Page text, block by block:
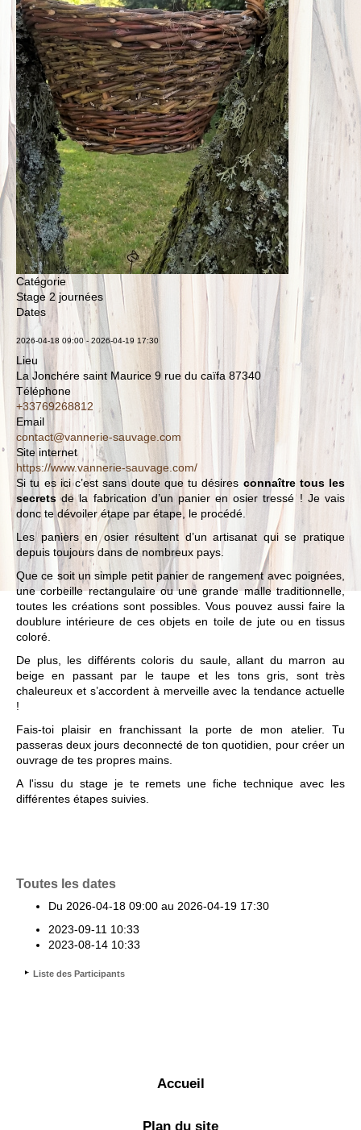
Catégorie
Stage 2 journées
Dates
2026-04-18 09:00- 2026-04-19 17:30
Lieu
La Jonchére saint Maurice 9 rue du caïfa 87340
Téléphone
+33769268812
Email
contact@vannerie-sauvage.com
Site internet
https://www.vannerie-sauvage.com/
Si tu es ici c’est sans doute que tu désires connaître tous les
secretsde la fabrication d’un panier en osier tressé ! Je vais
donc te dévoiler étape par étape, le procédé.
Les paniers en osier résultent d’un artisanat qui se pratique
depuis toujours dans de nombreux pays.
Que ce soit un simple petit panier de rangement avec poignées,
une corbeille rectangulaire ou une grande malle traditionnelle,
toutes les créations sont possibles. Vous pouvez aussi faire la
doublure intérieure de ces objets en toile de jute ou en tissus
coloré.
De plus, les différents coloris du saule, allant du marron au
beige en passant par le taupe et les tons gris, sont très
chaleureux et s’accordent à merveille avec la tendance actuelle
!
Fais-toi plaisir en franchissant la porte de mon atelier. Tu
passeras deux jours deconnecté de ton quotidien, pour créer un
ouvrage de tes propres mains.
A l'issu du stage je te remets une fiche technique avec les
différentes étapes suivies.
Toutes les dates
Du 2026-04-18 09:00 au 2026-04-19 17:30
2023-09-11 10:33
2023-08-14 10:33
Liste des Participants
Accueil
Plan du site